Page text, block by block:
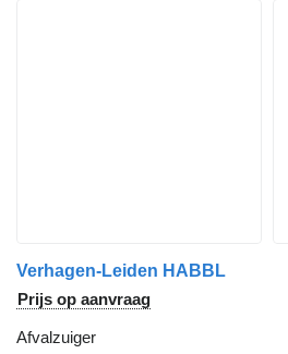
Verhagen-Leiden HABBL
Prijs op aanvraag
Afvalzuiger